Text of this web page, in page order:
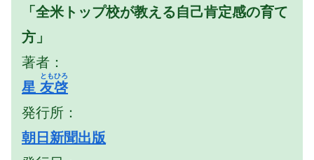
「全米トップ校が教える自己肯定感の育て
方」
著者：
星 友啓
ともひろ
発行所：
朝日新聞出版